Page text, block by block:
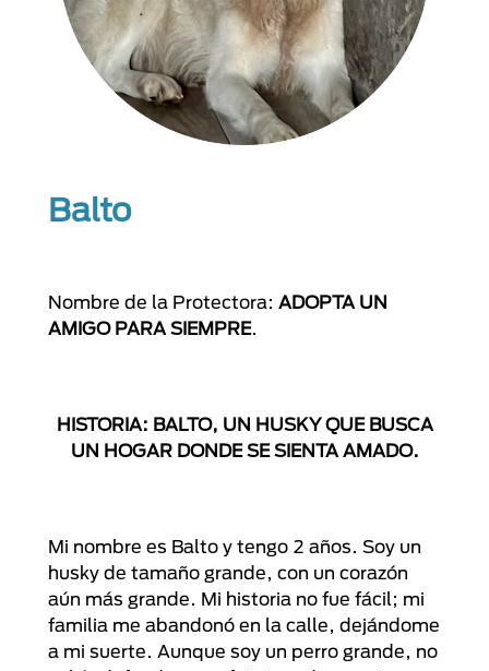
Balto
Nombre de la Protectora: ADOPTA UN
AMIGO PARA SIEMPRE.
HISTORIA: BALTO, UN HUSKY QUE BUSCA
UN HOGAR DONDE SE SIENTA AMADO.
Mi nombre es Balto y tengo 2 años. Soy un
husky de tamaño grande, con un corazón
aún más grande. Mi historia no fue fácil; mi
familia me abandonó en la calle, dejándome
a mi suerte. Aunque soy un perro grande, no